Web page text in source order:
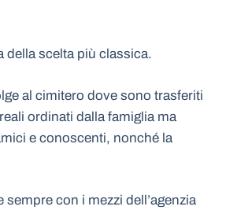
della scelta più classica.
al cimitero dove sono trasferiti
ordinati dalla famiglia ma
e conoscenti, nonché la
con i mezzi dell’agenzia